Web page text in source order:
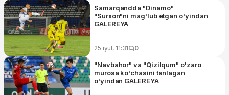
Samarqandda "Dinamo"
"Surxon"ni mag'lub etgan o'yindan
GALEREYA
25 iyul, 11:31 0
"Navbahor" va "Qizilqum" o'zaro
murosa ko'chasini tanlagan
o'yindan GALEREYA